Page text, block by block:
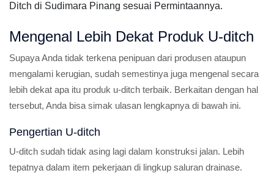
Ditch di Sudimara Pinang sesuai Permintaannya.
Mengenal Lebih Dekat Produk U-ditch
Supaya Anda tidak terkena penipuan dari produsen ataupun
mengalami kerugian, sudah semestinya juga mengenal secara
lebih dekat apa itu produk u-ditch terbaik. Berkaitan dengan hal
tersebut, Anda bisa simak ulasan lengkapnya di bawah ini.
Pengertian U-ditch
U-ditch sudah tidak asing lagi dalam konstruksi jalan. Lebih
tepatnya dalam item pekerjaan di lingkup saluran drainase.